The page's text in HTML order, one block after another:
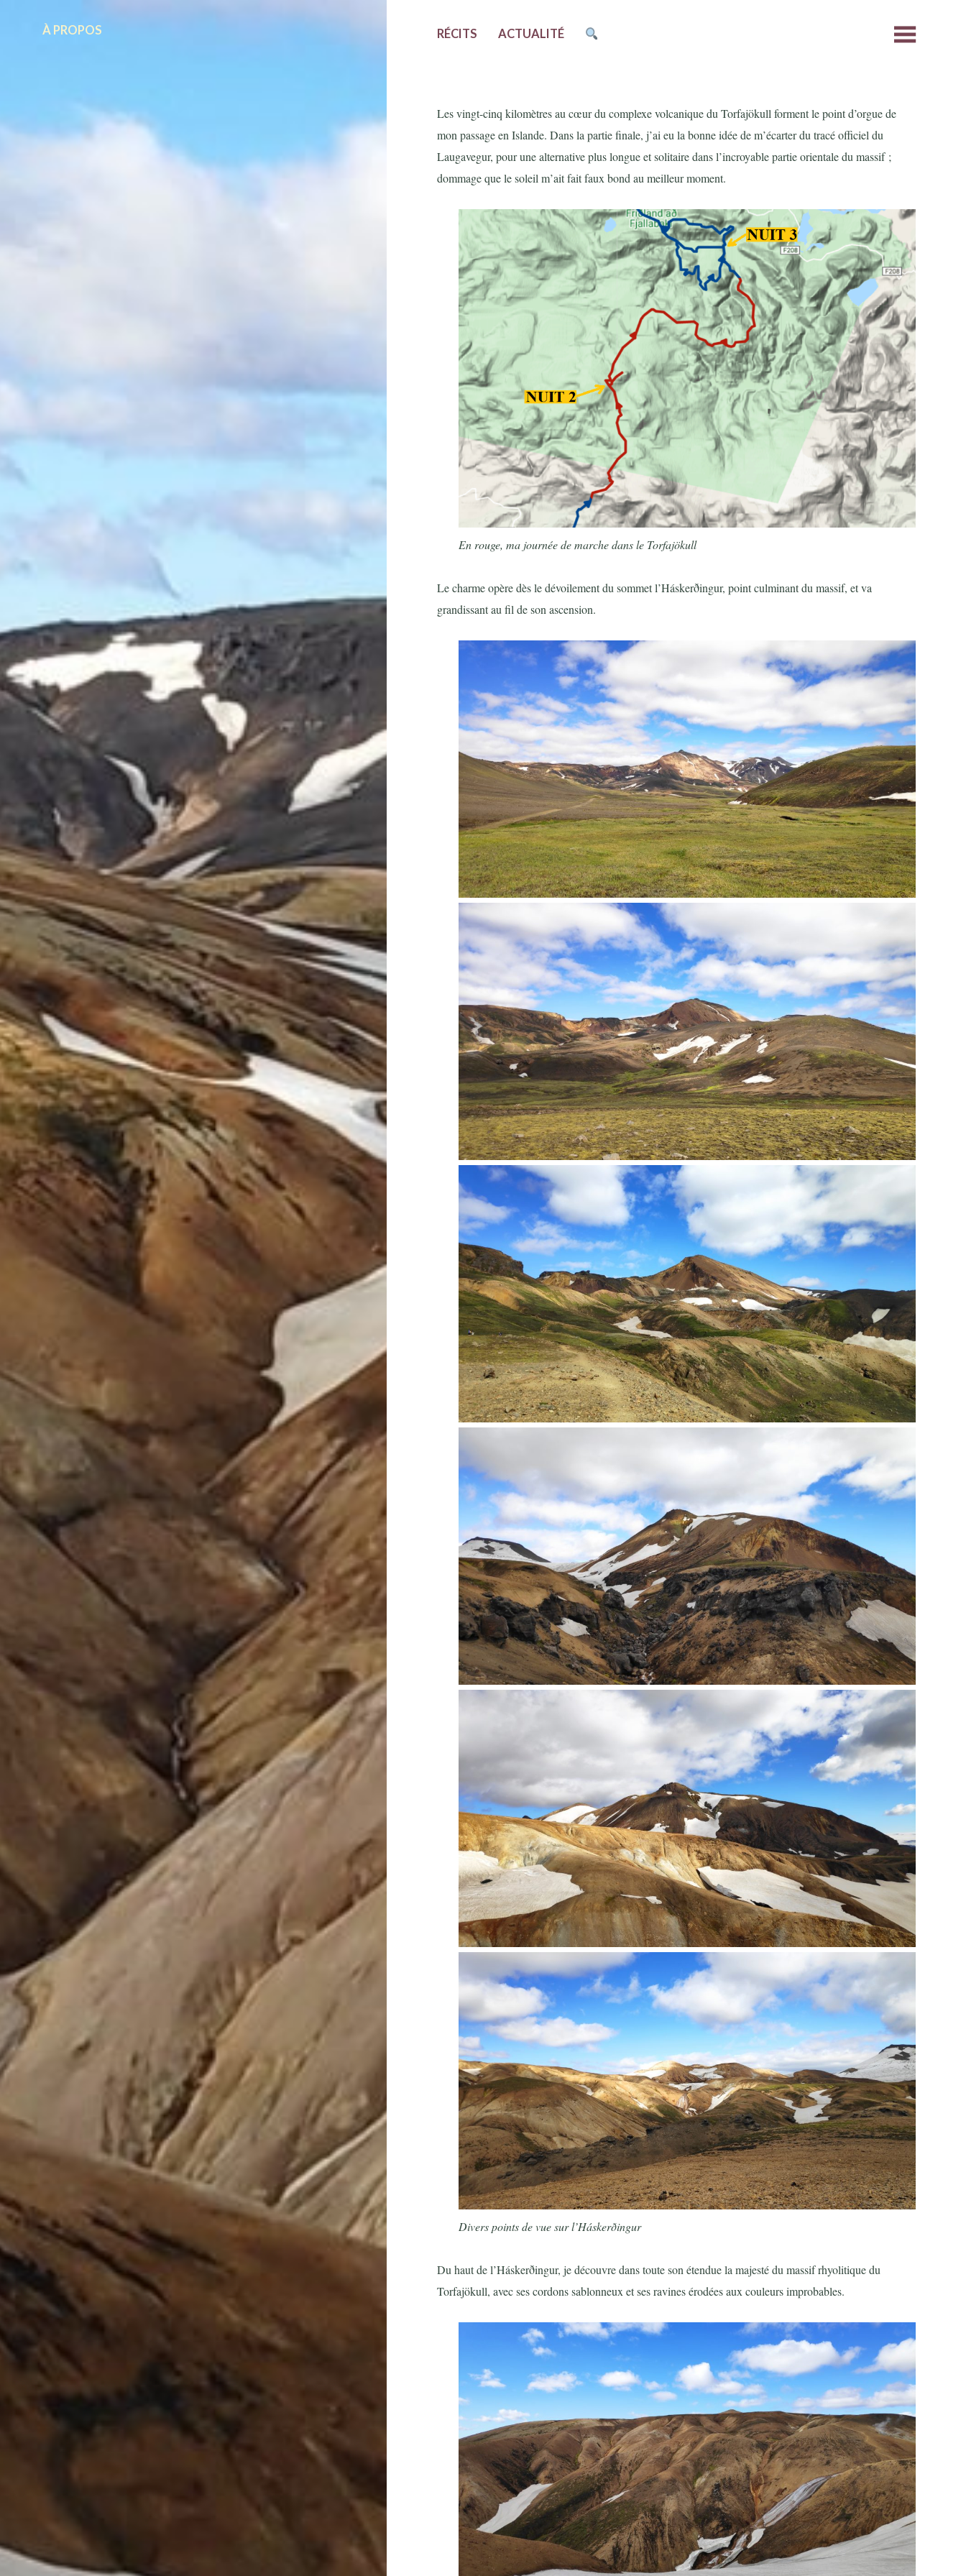
À PROPOS RÉCITS ACTUALITÉ
Les vingt-cinq kilomètres au cœur du complexe volcanique du Torfajökull forment le point d’orgue de
mon passage en Islande. Dans la partie finale, j’ai eu la bonne idée de m’écarter du tracé officiel du
Laugavegur, pour une alternative plus longue et solitaire dans l’incroyable partie orientale du massif ;
dommage que le soleil m’ait fait faux bond au meilleur moment.
En rouge, ma journée de marche dans le Torfajökull
Le charme opère dès le dévoilement du sommet l’Háskerðingur, point culminant du massif, et va
grandissant au fil de son ascension.
Divers points de vue sur l’Háskerðingur
Du haut de l’Háskerðingur, je découvre dans toute son étendue la majesté du massif rhyolitique du
Torfajökull, avec ses cordons sablonneux et ses ravines érodées aux couleurs improbables.